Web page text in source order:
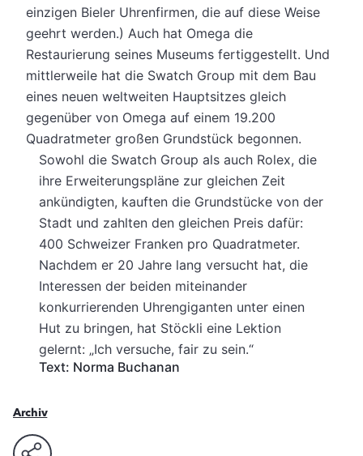
einzigen Bieler Uhrenfirmen, die auf diese Weise
geehrt werden.) Auch hat Omega die
Restaurierung seines Museums fertiggestellt. Und
mittlerweile hat die Swatch Group mit dem Bau
eines neuen weltweiten Hauptsitzes gleich
gegenüber von Omega auf einem 19.200
Quadratmeter großen Grundstück begonnen.
Sowohl die Swatch Group als auch Rolex, die
ihre Erweiterungspläne zur gleichen Zeit
ankündigten, kauften die Grundstücke von der
Stadt und zahlten den gleichen Preis dafür:
400 Schweizer Franken pro Quadratmeter.
Nachdem er 20 Jahre lang versucht hat, die
Interessen der beiden miteinander
konkurrierenden Uhrengiganten unter einen
Hut zu bringen, hat Stöckli eine Lektion
gelernt: „Ich versuche, fair zu sein.“
Text: Norma Buchanan
Archiv